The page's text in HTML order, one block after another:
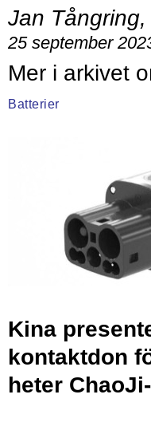
Jan Tångring,
25 september
Batterier
Kina
kontaktdon
heter